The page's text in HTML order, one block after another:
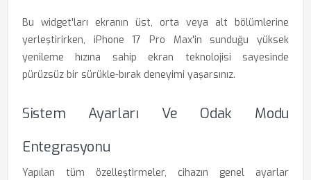
Bu widget'ları ekranın üst, orta veya alt bölümlerine
yerleştirirken, iPhone 17 Pro Max'in sunduğu yüksek
yenileme hızına sahip ekran teknolojisi sayesinde
pürüzsüz bir sürükle-bırak deneyimi yaşarsınız.
Sistem Ayarları Ve Odak Modu
Entegrasyonu
Yapılan tüm özelleştirmeler, cihazın genel ayarlar